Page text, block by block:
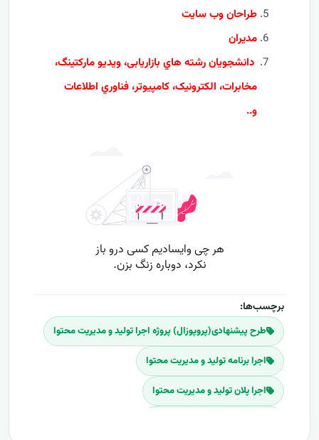
طراحان وب سایت
مدیران
دانشجويان رشته هاي بازاریابی، ویدیو مارکتینگ،
مخابرات، الکترونيک، کامپيوتر، فناوري اطلاعات
و..
برچسب‌ها:
طرح پیشنهادی(پروپوزال) پروژه اجرا تولید و مدیریت محتوا
اجرا برنامه تولید و مدیریت محتوا
اجرا پلان تولید و مدیریت محتوا